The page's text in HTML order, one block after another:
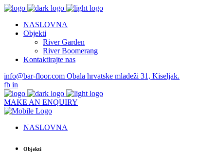
NASLOVNA
Objekti
River Garden
River Boomerang
Kontaktirajte nas
info@bar-floor.com Obala hrvatske mladeži 31, Kiseljak.
fb in
MAKE AN ENQUIRY
NASLOVNA
Objekti